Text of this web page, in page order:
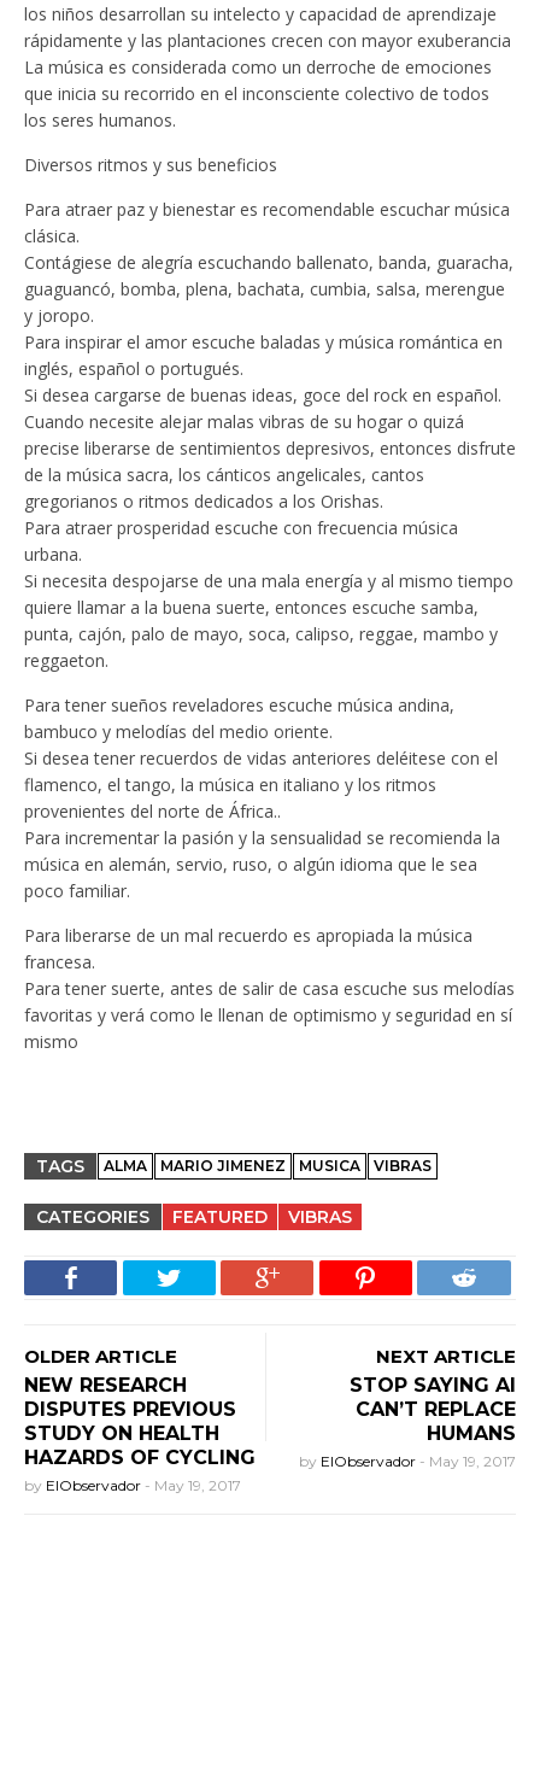
los niños desarrollan su intelecto y capacidad de aprendizaje
rápidamente y las plantaciones crecen con mayor exuberancia
La música es considerada como un derroche de emociones
que inicia su recorrido en el inconsciente colectivo de todos
los seres humanos.
Diversos ritmos y sus beneficios
Para atraer paz y bienestar es recomendable escuchar música
clásica.
Contágiese de alegría escuchando ballenato, banda, guaracha,
guaguancó, bomba, plena, bachata, cumbia, salsa, merengue
y joropo.
Para inspirar el amor escuche baladas y música romántica en
inglés, español o portugués.
Si desea cargarse de buenas ideas, goce del rock en español.
Cuando necesite alejar malas vibras de su hogar o quizá
precise liberarse de sentimientos depresivos, entonces disfrute
de la música sacra, los cánticos angelicales, cantos
gregorianos o ritmos dedicados a los Orishas.
Para atraer prosperidad escuche con frecuencia música
urbana.
Si necesita despojarse de una mala energía y al mismo tiempo
quiere llamar a la buena suerte, entonces escuche samba,
punta, cajón, palo de mayo, soca, calipso, reggae, mambo y
reggaeton.
Para tener sueños reveladores escuche música andina,
bambuco y melodías del medio oriente.
Si desea tener recuerdos de vidas anteriores deléitese con el
flamenco, el tango, la música en italiano y los ritmos
provenientes del norte de África..
Para incrementar la pasión y la sensualidad se recomienda la
música en alemán, servio, ruso, o algún idioma que le sea
poco familiar.
Para liberarse de un mal recuerdo es apropiada la música
francesa.
Para tener suerte, antes de salir de casa escuche sus melodías
favoritas y verá como le llenan de optimismo y seguridad en sí
mismo
TAGS ALMA MARIO JIMENEZ MUSICA VIBRAS
CATEGORIES FEATURED VIBRAS
OLDER ARTICLE
NEW RESEARCH
DISPUTES PREVIOUS
STUDY ON HEALTH
HAZARDS OF CYCLING
by ElObservador - May 19, 2017
NEXT ARTICLE
STOP SAYING AI
CAN’T REPLACE
HUMANS
by ElObservador - May 19, 2017